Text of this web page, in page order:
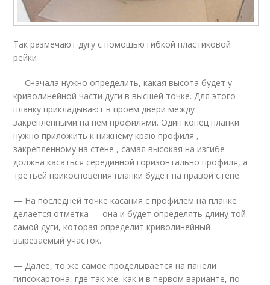
Так размечают дугу с помощью гибкой пластиковой
рейки
— Сначала нужно определить, какая высота будет у
криволинейной части дуги в высшей точке. Для этого
планку прикладывают в проем двери между
закрепленными на нем профилями. Один конец планки
нужно приложить к нижнему краю профиля ,
закрепленному на стене , самая высокая на изгибе
должна касаться серединной горизонтально профиля, а
третьей прикосновения планки будет на правой стене.
— На последней точке касания с профилем на планке
делается отметка — она и будет определять длину той
самой дуги, которая определит криволинейный
вырезаемый участок.
— Далее, то же самое проделывается на панели
гипсокартона, где так же, как и в первом варианте, по